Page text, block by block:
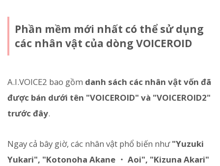
Phần mềm mới nhất có thể sử dụng
các nhân vật của dòng VOICEROID
A.I.VOICE2 bao gồm danh sách các nhân vật vốn đã
được bán dưới tên "VOICEROID" và "VOICEROID2"
trước đây.
Ngay cả bây giờ, các nhân vật phổ biến như"Yuzuki
Yukari", "Kotonoha Akane ・ Aoi", "Kizuna Akari"